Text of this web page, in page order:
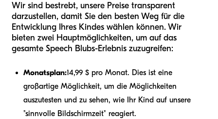
Wir sind bestrebt, unsere Preise transparent
darzustellen, damit Sie den besten Weg für die
Entwicklung Ihres Kindes wählen können. Wir
bieten zwei Hauptmöglichkeiten, um auf das
gesamte Speech Blubs-Erlebnis zuzugreifen:
Monatsplan:14,99 $ pro Monat. Dies ist eine
großartige Möglichkeit, um die Möglichkeiten
auszutesten und zu sehen, wie Ihr Kind auf unsere
"sinnvolle Bildschirmzeit" reagiert.